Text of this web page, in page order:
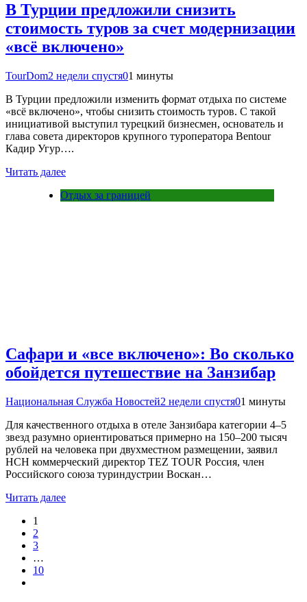
В Турции предложили снизить
стоимость туров за счет модернизации
«всё включено»
TourDom2 недели спустя01 минуты
В Турции предложили изменить формат отдыха по системе
«всё включено», чтобы снизить стоимость туров. С такой
инициативой выступил турецкий бизнесмен, основатель и
глава совета директоров крупного туроператора Bentour
Кадир Угур….
Читать далее
Отдых за границей
Сафари и «все включено»: Во сколько
обойдется путешествие на Занзибар
Национальная Служба Новостей2 недели спустя01 минуты
Для качественного отдыха в отеле Занзибара категории 4–5
звезд разумно ориентироваться примерно на 150–200 тысяч
рублей на человека при двухместном размещении, заявил
НСН коммерческий директор TEZ TOUR Россия, член
Российского союза туриндустрии Воскан…
Читать далее
1
2
3
…
10